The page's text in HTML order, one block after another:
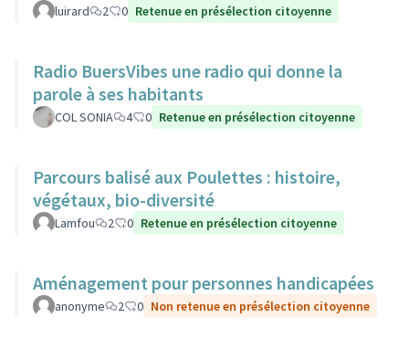
luirard 2 0 Retenue en présélection citoyenne
Radio BuersVibes une radio qui donne la
parole à ses habitants
COL SONIA 4 0 Retenue en présélection citoyenne
Parcours balisé aux Poulettes : histoire,
végétaux, bio-diversité
Lamfou 2 0 Retenue en présélection citoyenne
Aménagement pour personnes handicapées
anonyme 2 0 Non retenue en présélection citoyenne